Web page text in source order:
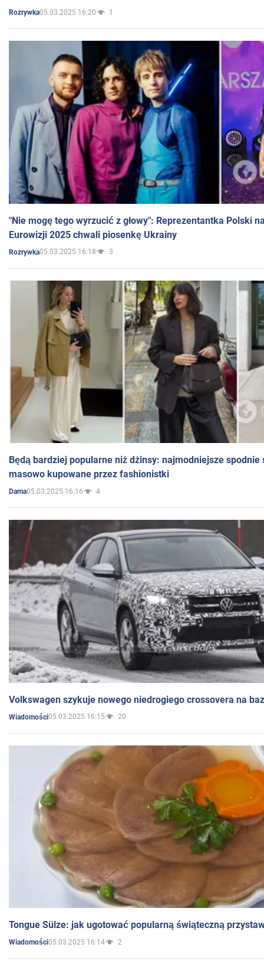
Rozrywka05.03.2025 16:20 1
"Nie mogę tego wyrzucić z głowy": Reprezentantka Polski
Eurowizji 2025 chwali piosenkę Ukrainy
Rozrywka05.03.2025 16:18 3
Będą bardziej popularne niż dżinsy: najmodniejsze spodnie
masowo kupowane przez fashionistki
Dama05.03.2025 16:16 4
Volkswagen szykuje nowego niedrogiego crossovera na
Wiadomości05.03.2025 16:15 20
Tongue Sülze: jak ugotować popularną świąteczną
Wiadomości05.03.2025 16:14 2